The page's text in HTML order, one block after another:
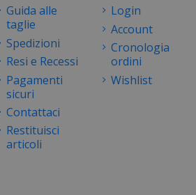
Guida alle
taglie
Spedizioni
Resi e Recessi
Pagamenti
sicuri
Contattaci
Restituisci
articoli
Login
Account
Cronologia
ordini
Wishlist